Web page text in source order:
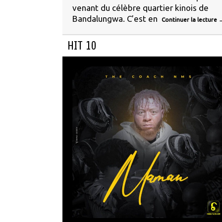
venant du célèbre quartier kinois de
Bandalungwa. C’est en
Continuer la lecture
HIT 10